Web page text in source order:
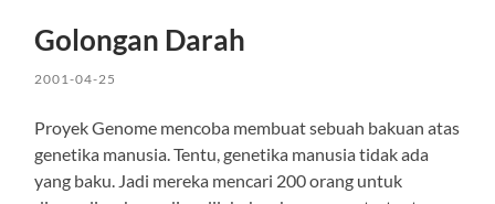
Golongan Darah
2001-04-25
Proyek Genome mencoba membuat sebuah bakuan atas
genetika manusia. Tentu, genetika manusia tidak ada
yang baku. Jadi mereka mencari 200 orang untuk